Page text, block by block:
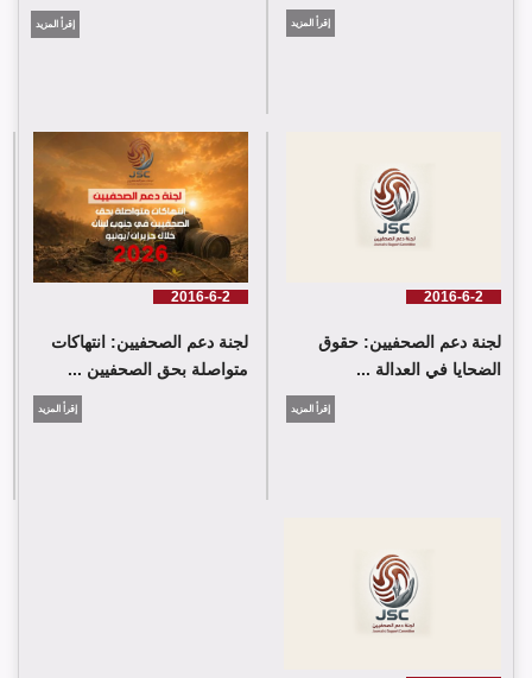
اللجنة كلمة باسم جمعية البراعم للعمل الاجتماعي
إقرأ المزيد إقرأ المزيد
2016-6-2
لجنة دعم الصحفيين: حقوق
الضحايا في العدالة ...
إقرأ المزيد
2016-6-2
لجنة دعم الصحفيين: انتهاكات
متواصلة بحق الصحفيين ...
إقرأ المزيد